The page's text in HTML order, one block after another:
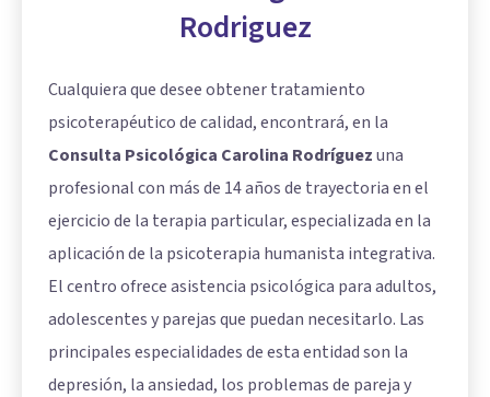
Rodriguez
Cualquiera que desee obtener tratamiento
psicoterapéutico de calidad, encontrará, en la
Consulta Psicológica Carolina Rodríguezuna
profesional con más de 14 años de trayectoria en el
ejercicio de la terapia particular, especializada en la
aplicación de la psicoterapia humanista integrativa.
El centro ofrece asistencia psicológica para adultos,
adolescentes y parejas que puedan necesitarlo. Las
principales especialidades de esta entidad son la
depresión, la ansiedad, los problemas de pareja y